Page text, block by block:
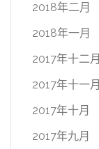
2018年二月
2018年一月
2017年十二月
2017年十一月
2017年十月
2017年九月